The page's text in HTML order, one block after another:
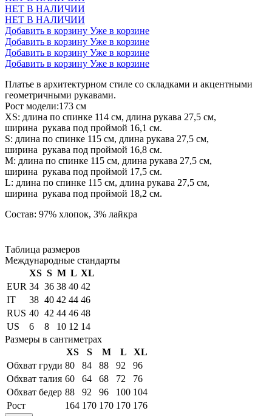
НЕТ В НАЛИЧИИ
НЕТ В НАЛИЧИИ
Добавить в корзину Уже в корзине
Добавить в корзину Уже в корзине
Добавить в корзину Уже в корзине
Добавить в корзину Уже в корзине
Платье в архитектурном стиле со складками и акцентными
геометричными рукавами.
Рост модели:173 см
XS: длина по спинке 114 см, длина рукава 27,5 см,
ширина рукава под проймой 16,1 см.
S: длина по спинке 115 см, длина рукава 27,5 см,
ширина рукава под проймой 16,8 см.
М: длина по спинке 115 см, длина рукава 27,5 см,
ширина рукава под проймой 17,5 см.
L: длина по спинке 115 см, длина рукава 27,5 см,
ширина рукава под проймой 18,2 см.
Состав: 97% хлопок, 3% лайкра
Таблица размеров
Международные стандарты
XS S M L XL
EUR 34 36 38 40 42
IT
38 40 42 44 46
RUS 40 42 44 46 48
US
6 8 10 12 14
Размеры в сантиметрах
XS
S M L
XL
Обхват груди 80 84 88 92
96
Обхват талия 60 64 68 72
76
Обхват бедер 88 92 96 100 104
Рост
164 170 170 170 176